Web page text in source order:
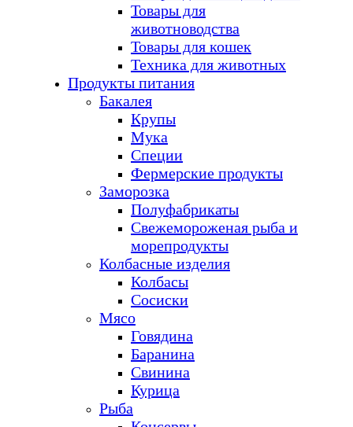
Товары для
животноводства
Товары для кошек
Техника для животных
Продукты питания
Бакалея
Крупы
Мука
Специи
Фермерские продукты
Заморозка
Полуфабрикаты
Свежемороженая рыба и
морепродукты
Колбасные изделия
Колбасы
Сосиски
Мясо
Говядина
Баранина
Свинина
Курица
Рыба